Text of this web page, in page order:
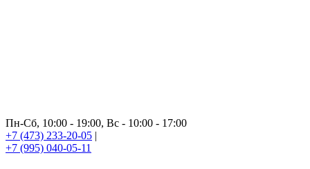
Пн-Сб, 10:00 - 19:00, Вс - 10:00 - 17:00
+7 (473) 233-20-05 |
+7 (995) 040-05-11